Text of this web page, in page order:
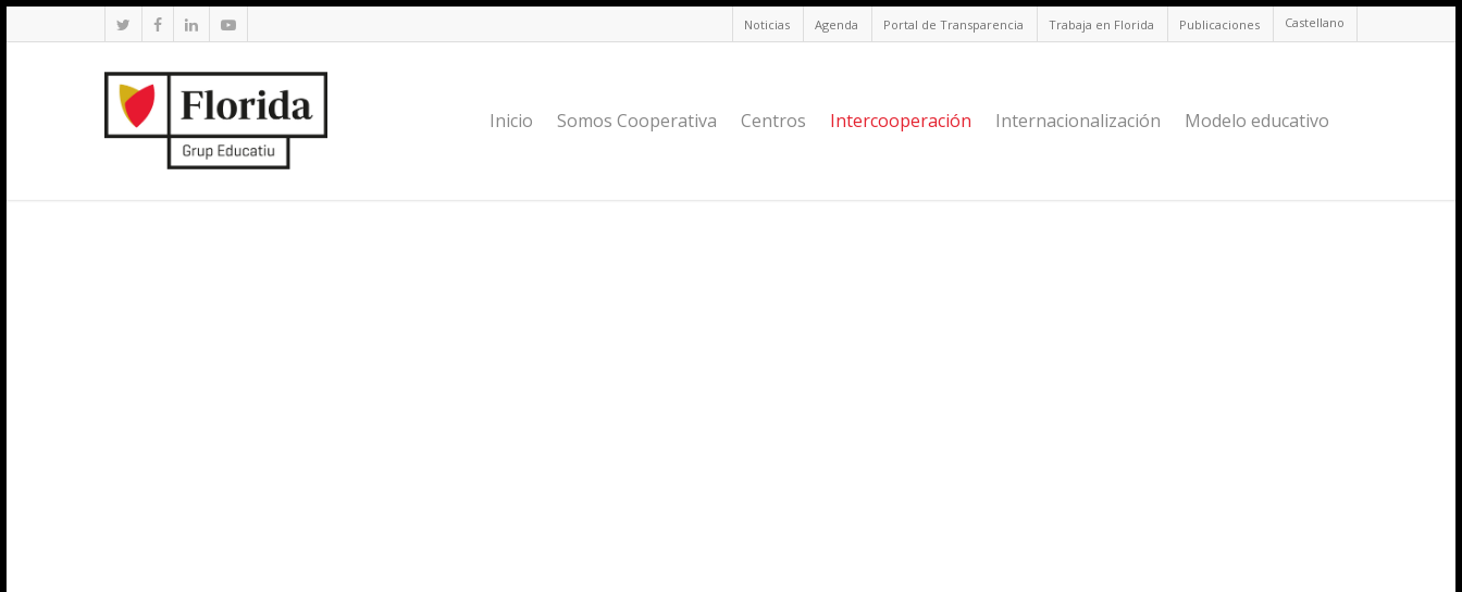
Noticias Agenda Portal de Transparencia Trabaja en Florida Publicaciones Castellano
Inicio Somos Cooperativa Centros Intercooperación Internacionalización Modelo educativo